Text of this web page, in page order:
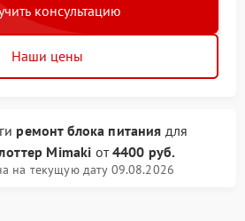
консультацию
Наши цены
ремонт блока питания для
Mimaki от4400 руб.
на текущую дату 09.08.2026